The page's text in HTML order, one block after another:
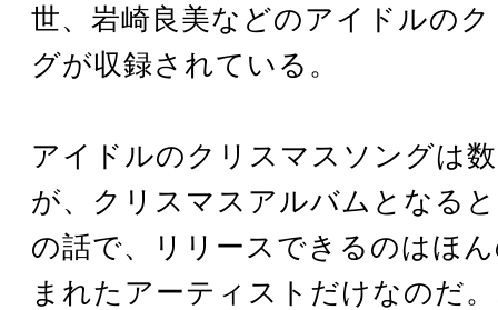
世、岩崎良美などのアイドルの
グが収録されている。
アイドルのクリスマスソングは
が、クリスマスアルバムとなる
の話で、リリースできるのはほ
まれたアーティストだけなのだ